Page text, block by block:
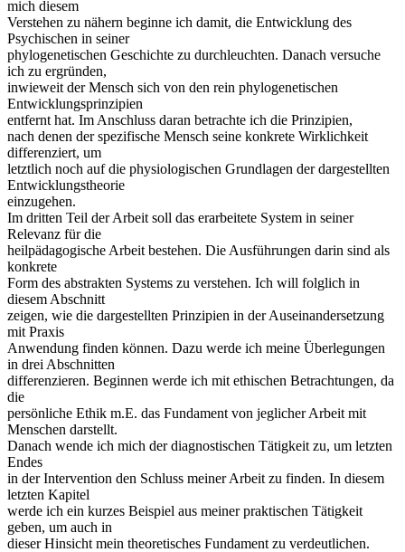
mich diesem
Verstehen zu nähern beginne ich damit, die Entwicklung des
Psychischen in seiner
phylogenetischen Geschichte zu durchleuchten. Danach versuche
ich zu ergründen,
inwieweit der Mensch sich von den rein phylogenetischen
Entwicklungsprinzipien
entfernt hat. Im Anschluss daran betrachte ich die Prinzipien,
nach denen der spezifische Mensch seine konkrete Wirklichkeit
differenziert, um
letztlich noch auf die physiologischen Grundlagen der dargestellten
Entwicklungstheorie
einzugehen.
Im dritten Teil der Arbeit soll das erarbeitete System in seiner
Relevanz für die
heilpädagogische Arbeit bestehen. Die Ausführungen darin sind als
konkrete
Form des abstrakten Systems zu verstehen. Ich will folglich in
diesem Abschnitt
zeigen, wie die dargestellten Prinzipien in der Auseinandersetzung
mit Praxis
Anwendung finden können. Dazu werde ich meine Überlegungen
in drei Abschnitten
differenzieren. Beginnen werde ich mit ethischen Betrachtungen, da
die
persönliche Ethik m.E. das Fundament von jeglicher Arbeit mit
Menschen darstellt.
Danach wende ich mich der diagnostischen Tätigkeit zu, um letzten
Endes
in der Intervention den Schluss meiner Arbeit zu finden. In diesem
letzten Kapitel
werde ich ein kurzes Beispiel aus meiner praktischen Tätigkeit
geben, um auch in
dieser Hinsicht mein theoretisches Fundament zu verdeutlichen.